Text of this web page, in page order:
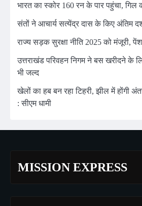
भारत का स्कोर 160 रन के पार पहुंचा, गिल
संतों ने आचार्य सत्येंद्र दास के किए अंतिम
राज्य सड़क सुरक्षा नीति 2025 को मंजूरी,
उत्तराखंड परिवहन निगम ने बस खरीदने के
भी जल्द
खेलों का हब बन रहा टिहरी, झील में होंगी
: सीएम धामी
MISSION EXPRESS